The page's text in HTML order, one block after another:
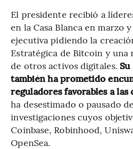
El presidente recibió a
en la Casa Blanca en marzo
ejecutiva pidiendo la
Estratégica de Bitcoin y una
de otros activos digitales.
también ha prometido
reguladores favorables a
ha desestimado o pausado
investigaciones cuyos
Coinbase, Robinhood,
OpenSea.